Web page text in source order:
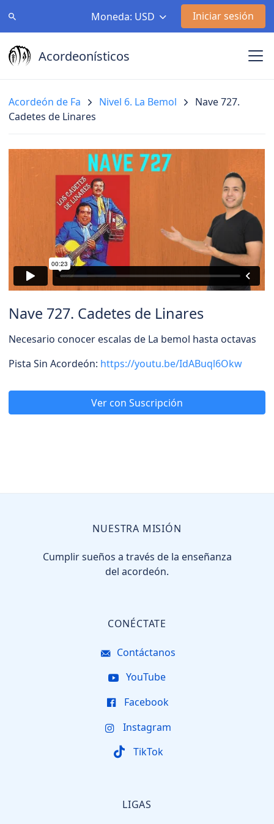
Moneda: USD Iniciar sesión
Acordeonísticos
Acordeón de Fa Nivel 6. La Bemol
Nave 727.
Cadetes de Linares
Nave 727. Cadetes de Linares
Necesario conocer escalas de La bemol hasta octavas
Pista Sin Acordeón: https://youtu.be/IdABuql6Okw
Ver con Suscripción
NUESTRA MISIÓN
Cumplir sueños a través de la enseñanza
del acordeón.
CONÉCTATE
Contáctanos
YouTube
Facebook
Instagram
TikTok
LIGAS